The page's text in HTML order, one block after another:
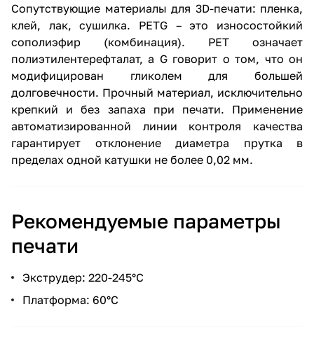
Сопутствующие материалы для 3D-печати: пленка,
клей, лак, сушилка. PETG – это износостойкий
сополиэфир (комбинация). PET означает
полиэтилентерефталат, а G говорит о том, что он
модифицирован гликолем для большей
долговечности. Прочный материал, исключительно
крепкий и без запаха при печати. Применение
автоматизированной линии контроля качества
гарантирует отклонение диаметра прутка в
пределах одной катушки не более 0,02 мм.
Рекомендуемые параметры
печати
Экструдер: 220-245°С
Платформа: 60°С